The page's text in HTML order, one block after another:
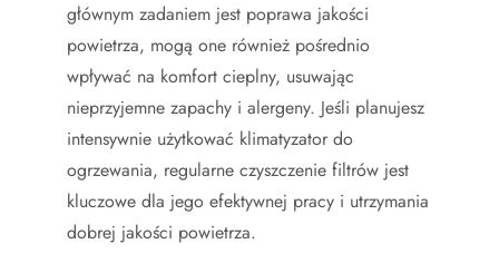
głównym zadaniem jest poprawa jakości
powietrza, mogą one również pośrednio
wpływać na komfort cieplny, usuwając
nieprzyjemne zapachy i alergeny. Jeśli planujesz
intensywnie użytkować klimatyzator do
ogrzewania, regularne czyszczenie filtrów jest
kluczowe dla jego efektywnej pracy i utrzymania
dobrej jakości powietrza.